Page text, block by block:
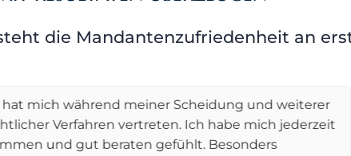
die Mandantenzufriedenheit an
und weiterer
mich jederzeit
Sofort und
einem
und in seiner ruhigen